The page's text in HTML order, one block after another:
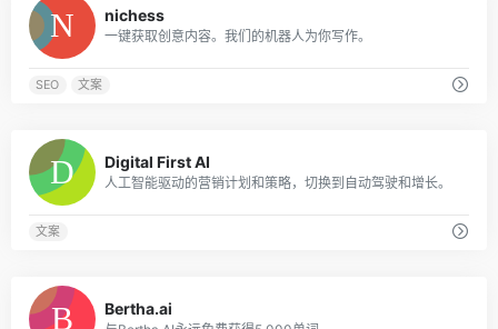
nichess
一键获取创意内容。我们的机器人为你写作。
SEO 文案
Digital First AI
人工智能驱动的营销计划和策略，切换到自动驾驶和增长。
文案
Bertha.ai